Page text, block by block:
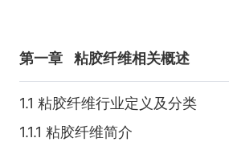
第一章 粘胶纤维相关概述
1.1 粘胶纤维行业定义及分类
1.1.1 粘胶纤维简介